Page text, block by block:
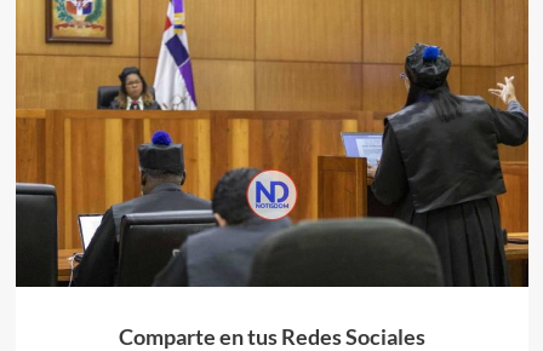
Comparte en tus Redes Sociales